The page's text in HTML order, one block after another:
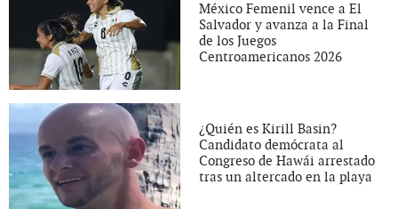
México Femenil vence a El
Salvador y avanza a la Final
de los Juegos
Centroamericanos 2026
¿Quién es Kirill Basin?
Candidato demócrata al
Congreso de Hawái arrestado
tras un altercado en la playa